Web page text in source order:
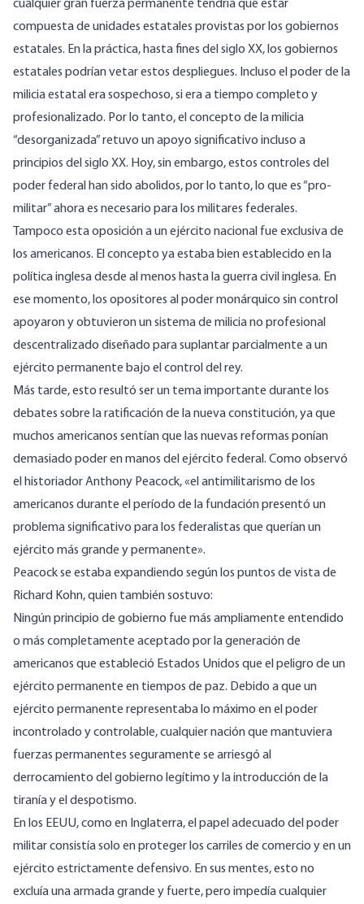
cualquier gran fuerza permanente tendría que estar
compuesta de unidades estatales provistas por los gobiernos
estatales. En la práctica, hasta fines del siglo XX, los gobiernos
estatales podrían vetar estos despliegues. Incluso el poder de la
milicia estatal era sospechoso, si era a tiempo completo y
profesionalizado. Por lo tanto,el concepto de la milicia
“desorganizada”retuvo un apoyo significativo incluso a
principios del siglo XX. Hoy, sin embargo, estos controles del
poder federal han sido abolidos, por lo tanto, lo que es “pro-
militar” ahora es necesario para los militares federales.
Tampoco esta oposición a un ejército nacional fue exclusiva de
los americanos. El concepto ya estaba bien establecido en la
política inglesa desde al menos hasta la guerra civil inglesa. En
ese momento, los opositores al poder monárquico sin control
apoyaron y obtuvieron un sistema de milicia no profesional
descentralizado diseñado para suplantar parcialmente a un
ejército permanente bajo el control del rey.
Más tarde, esto resultó ser un tema importante durante los
debates sobre la ratificación de la nueva constitución, ya que
muchos americanos sentían que las nuevas reformas ponían
demasiado poder en manos del ejército federal. Como observó
el historiador Anthony Peacock, «el antimilitarismo de los
americanos durante el período de la fundación presentó un
problema significativo para los federalistas que querían un
ejército más grande y permanente».
Peacock se estaba expandiendo según los puntos de vista de
Richard Kohn, quien también sostuvo:
Ningún principio de gobierno fue más ampliamente entendido
o más completamente aceptado por la generación de
americanos que estableció Estados Unidos que el peligro de un
ejército permanente en tiempos de paz. Debido a que un
ejército permanente representaba lo máximo en el poder
incontrolado y controlable, cualquier nación que mantuviera
fuerzas permanentes seguramente se arriesgó al
derrocamiento del gobierno legítimo y la introducción de la
tiranía y el despotismo.
En los EEUU, como en Inglaterra, el papel adecuado del poder
militar consistía solo en proteger los carriles de comercio y en un
ejército estrictamente defensivo. En sus mentes, esto no
excluía una armada grande y fuerte, pero impedía cualquier